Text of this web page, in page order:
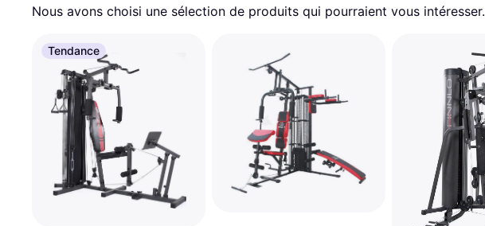
Nous avons choisi une sélection de produits qui pourraient vous intéresser.
Tendance